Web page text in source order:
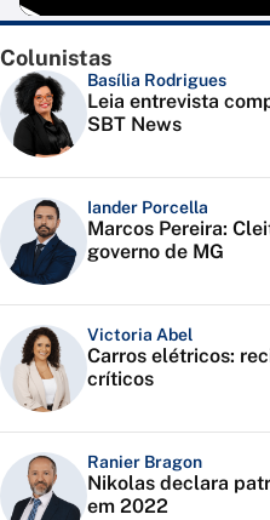
Colunistas
Basília Rodrigues
Leia entrevista
SBT News
Iander Porcella
Marcos Pereira:
governo de MG
Victoria Abel
Carros elétricos:
críticos
Ranier Bragon
Nikolas declara
em 2022